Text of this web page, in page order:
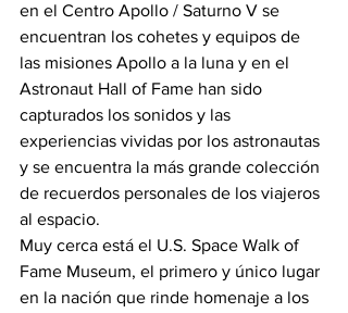
en el Centro Apollo / Saturno V se
encuentran los cohetes y equipos de
las misiones Apollo a la luna y en el
Astronaut Hall of Fame han sido
capturados los sonidos y las
experiencias vividas por los astronautas
y se encuentra la más grande colección
de recuerdos personales de los viajeros
al espacio.
Muy cerca está el U.S. Space Walk of
Fame Museum, el primero y único lugar
en la nación que rinde homenaje a los